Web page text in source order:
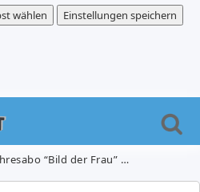
wählen
Einstellungen speichern
“Bild der Frau” dank 15€ Sofort-Rabatt für 68,20€ + z.B. 70€ Amazon.de Gutschein als Prämie